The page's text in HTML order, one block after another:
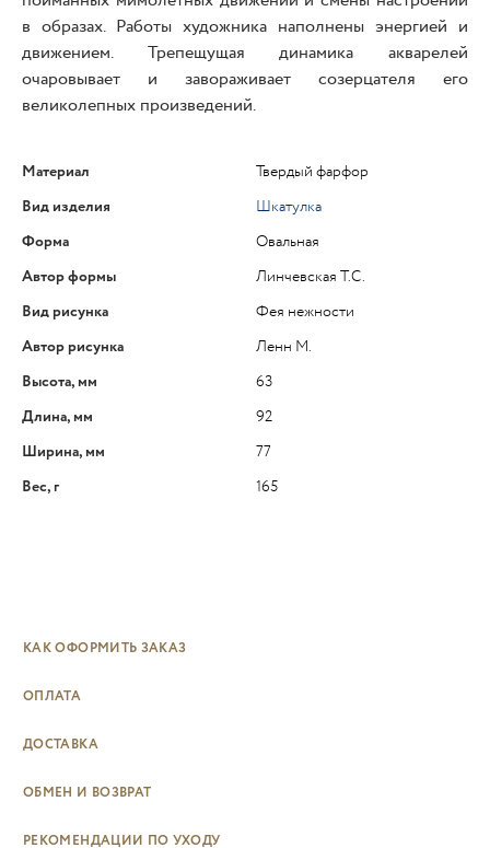
в образах. Работы художника наполнены энергией и
движением. Трепещущая динамика акварелей
очаровывает и завораживает созерцателя его
великолепных произведений.
Материал
Твердый фарфор
Вид изделия
Шкатулка
Форма
Овальная
Автор формы
Линчевская Т.С.
Вид рисунка
Фея нежности
Автор рисунка
Ленн М.
Высота, мм
63
Длина, мм
92
Ширина, мм
77
Вес, г
165
КАК ОФОРМИТЬ ЗАКАЗ
ОПЛАТА
ДОСТАВКА
ОБМЕН И ВОЗВРАТ
РЕКОМЕНДАЦИИ ПО УХОДУ